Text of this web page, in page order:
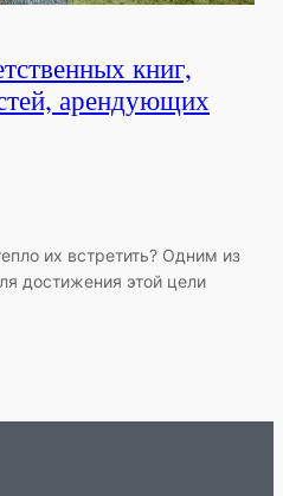
книг,
арендующих
их встретить? Одним из
достижения этой цели